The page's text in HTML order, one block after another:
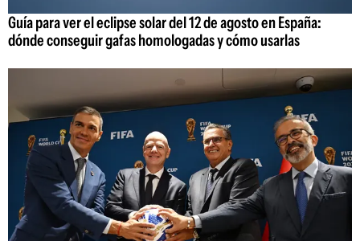
Guía para ver el eclipse solar del 12 de agosto en España:
dónde conseguir gafas homologadas y cómo usarlas